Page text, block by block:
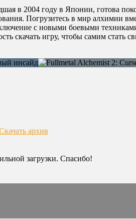
в 2004 году в Японии, готова
Погрузитесь в мир алхимии
с новыми боевыми
скачать игру, чтобы самим стать
архив
загрузки. Спасибо!